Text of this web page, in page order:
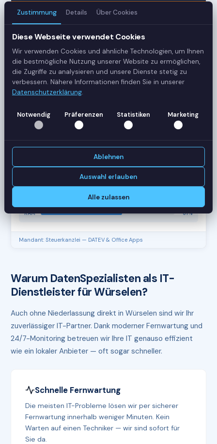
Server
42
Status
CPU
62%
RAM
61%
Mandant: Steuerkanzlei — DATEV & Office Apps
Warum DatenSpezialisten als IT-
Dienstleister für Würselen?
Auch ohne Niederlassung direkt in Würselen sind wir Ihr
zuverlässiger IT-Partner. Dank moderner Fernwartung und
24/7-Monitoring betreuen wir Ihre IT genauso effizient
wie ein lokaler Anbieter — oft sogar schneller.
Schnelle Fernwartung
Die meisten IT-Probleme lösen wir per sicherer
Fernwartung innerhalb weniger Minuten. Kein
Warten auf einen Techniker — wir sind sofort für
Sie da.
Zustimmung Details Über Cookies
Diese Webseite verwendet Cookies
Wir verwenden Cookies und ähnliche Technologien, um Ihnen
die bestmögliche Nutzung unserer Website zu ermöglichen,
die Zugriffe zu analysieren und unsere Dienste stetig zu
verbessern. Nähere Informationen finden Sie in unserer
Datenschutzerklärung.
Notwendig Präferenzen Statistiken Marketing
Ablehnen
Auswahl erlauben
Alle zulassen